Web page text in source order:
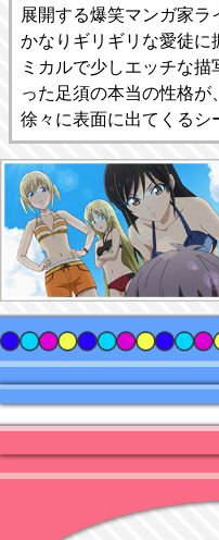
展開する爆笑マンガ家ラ
かなりギリギリな愛徒に
ミカルで少しエッチな
った足須の本当の性格
徐々に表面に出てくるシ